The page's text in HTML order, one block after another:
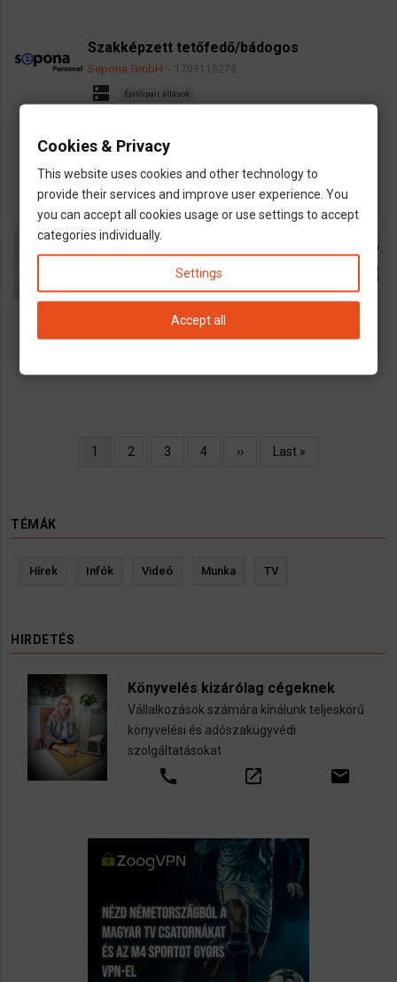
Szakképzett tetőfedő/bádogos
Sepona GmbH 1709115278
dns Építőipair állások
euro 18 €/óra+68€napidij
Dr. Zemlényi Gábor
belgyógyász
map
MVZ Dr. Norbert Ursel, Kapuzinerstr. 1a,
call
open_in_new
Oldalszámozás
Jelenlegi
1 Oldal
2 Oldal
3 Oldal
4
Következő
››
Utolsó
Last »
TÉMÁK
Hírek Infók Videó Munka TV
HIRDETÉS
Könyvelés kizárólag cégeknek
Vállalkozások számára kínálunk teljeskörű
könyvelési és adószakügyvédi
szolgáltatásokat
call open_in_new email
Cookies & Privacy
This website uses cookies and other technology to
provide their services and improve user experience. You
you can accept all cookies usage or use settings to accept
categories individually.
Settings
Accept all